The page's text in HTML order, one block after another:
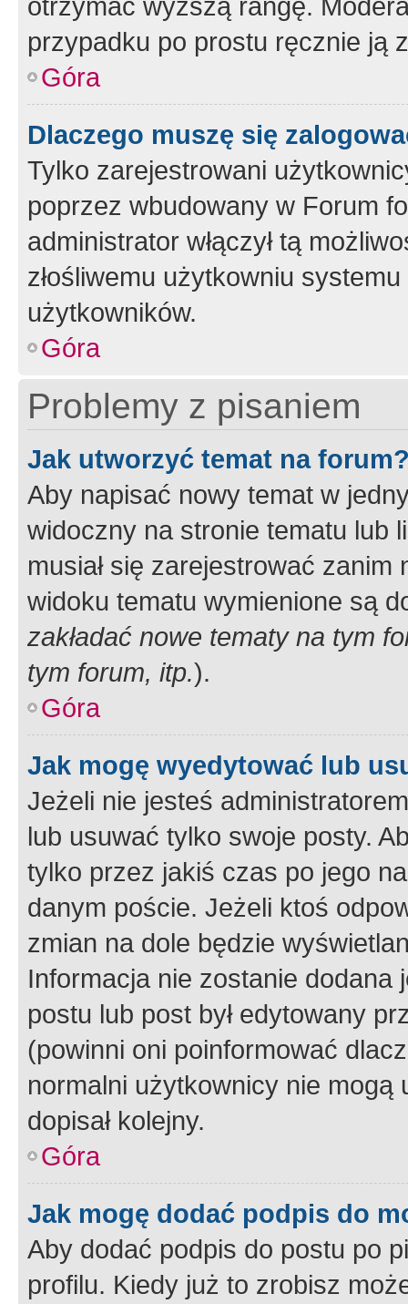
przypadku po prostu ręcznie ją
Góra
Dlaczego muszę się
Tylko zarejestrowani
poprzez wbudowany w Forum
administrator włączył tą
złośliwemu użytkowniu
użytkowników.
Góra
Problemy z pisaniem
Jak utworzyć temat na
Aby napisać nowy temat w
widoczny na stronie tematu lub
musiał się zarejestrować
widoku tematu wymienione są
zakładać nowe tematy na tym
tym forum, itp.).
Góra
Jak mogę wyedytować lub
Jeżeli nie jesteś
lub usuwać tylko swoje posty.
tylko przez jakiś czas po jego
danym poście. Jeżeli ktoś
zmian na dole będzie
Informacja nie zostanie dodana
postu lub post był edytowany
(powinni oni poinformować
normalni użytkownicy nie
dopisał kolejny.
Góra
Jak mogę dodać podpis do
Aby dodać podpis do postu po
profilu. Kiedy już to zrobisz